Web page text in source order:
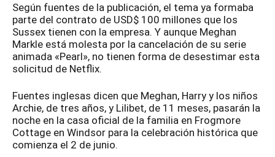
Según fuentes de la publicación, el tema ya formaba
parte del contrato de USD$ 100 millones que los
Sussex tienen con la empresa. Y aunque Meghan
Markle está molesta por la cancelación de su serie
animada «Pearl», no tienen forma de desestimar esta
solicitud de Netflix.
Fuentes inglesas dicen que Meghan, Harry y los niños
Archie, de tres años, y Lilibet, de 11 meses, pasarán la
noche en la casa oficial de la familia en Frogmore
Cottage en Windsor para la celebración histórica que
comienza el 2 de junio.